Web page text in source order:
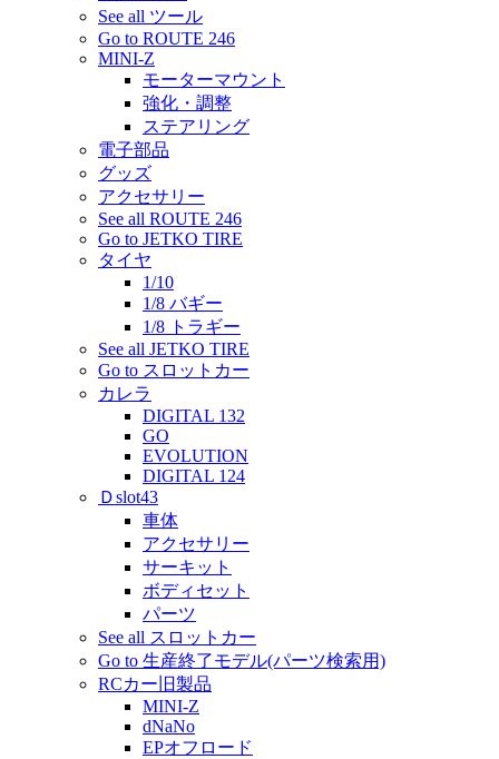
See all ツール
Go to ROUTE 246
MINI-Z
モーターマウント
強化・調整
ステアリング
電子部品
グッズ
アクセサリー
See all ROUTE 246
Go to JETKO TIRE
タイヤ
1/10
1/8 バギー
1/8 トラギー
See all JETKO TIRE
Go to スロットカー
カレラ
DIGITAL 132
GO
EVOLUTION
DIGITAL 124
Ｄslot43
車体
アクセサリー
サーキット
ボディセット
パーツ
See all スロットカー
Go to 生産終了モデル(パーツ検索用)
RCカー旧製品
MINI-Z
dNaNo
EPオフロード